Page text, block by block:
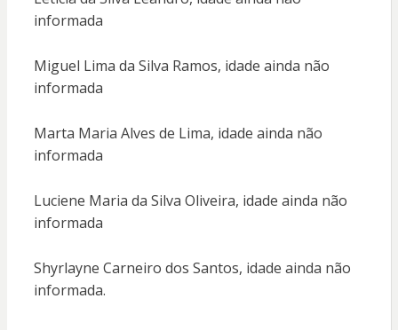
informada
Miguel Lima da Silva Ramos, idade ainda não
informada
Marta Maria Alves de Lima, idade ainda não
informada
Luciene Maria da Silva Oliveira, idade ainda não
informada
Shyrlayne Carneiro dos Santos, idade ainda não
informada.